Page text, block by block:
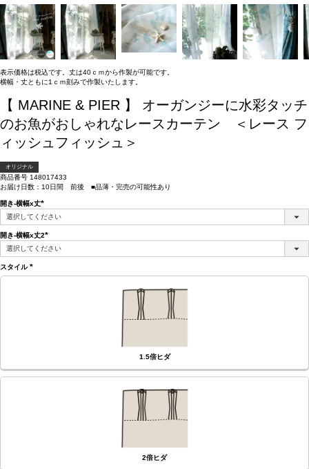
表示価格は税込です。丈は40ｃｍから作製が可能です。
横幅・丈ともに1ｃｍ刻みで作製いたします。
【 MARINE & PIER 】 オーガンジーに水彩タッチ
のお魚がおしゃれなレースカーテン ＜レース フ
ィッシュフィッシュ＞
オリジナル
商品番号 148017433
お届け日数：10日間 前後 ■品薄・完売の可能性あり
開き-横幅x丈
(必
須)
開き-横幅x丈2
(必
須)
スタイル
(必
1.5倍ヒダ
2倍ヒダ